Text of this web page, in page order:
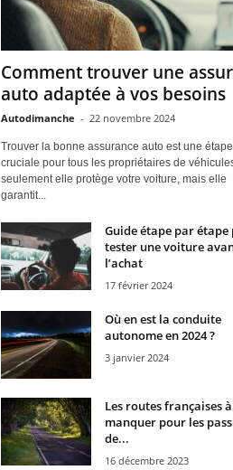
Comment trouver une
auto adaptée à vos besoins
Autodimanche - 22 novembre 2024
Trouver la bonne assurance auto est une étape
cruciale pour tous les propriétaires de
seulement elle protège votre voiture, mais elle
garantit...
Guide étape par étape
tester une voiture
l’achat
17 février 2024
Où en est la conduite
autonome en 2024 ?
3 janvier 2024
Les routes françaises
manquer pour les
de...
16 décembre 2023